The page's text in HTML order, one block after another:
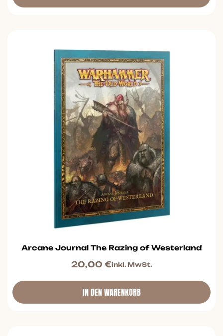
Arcane Journal The Razing of Westerland
20,00 €inkl. MwSt.
IN DEN WARENKORB